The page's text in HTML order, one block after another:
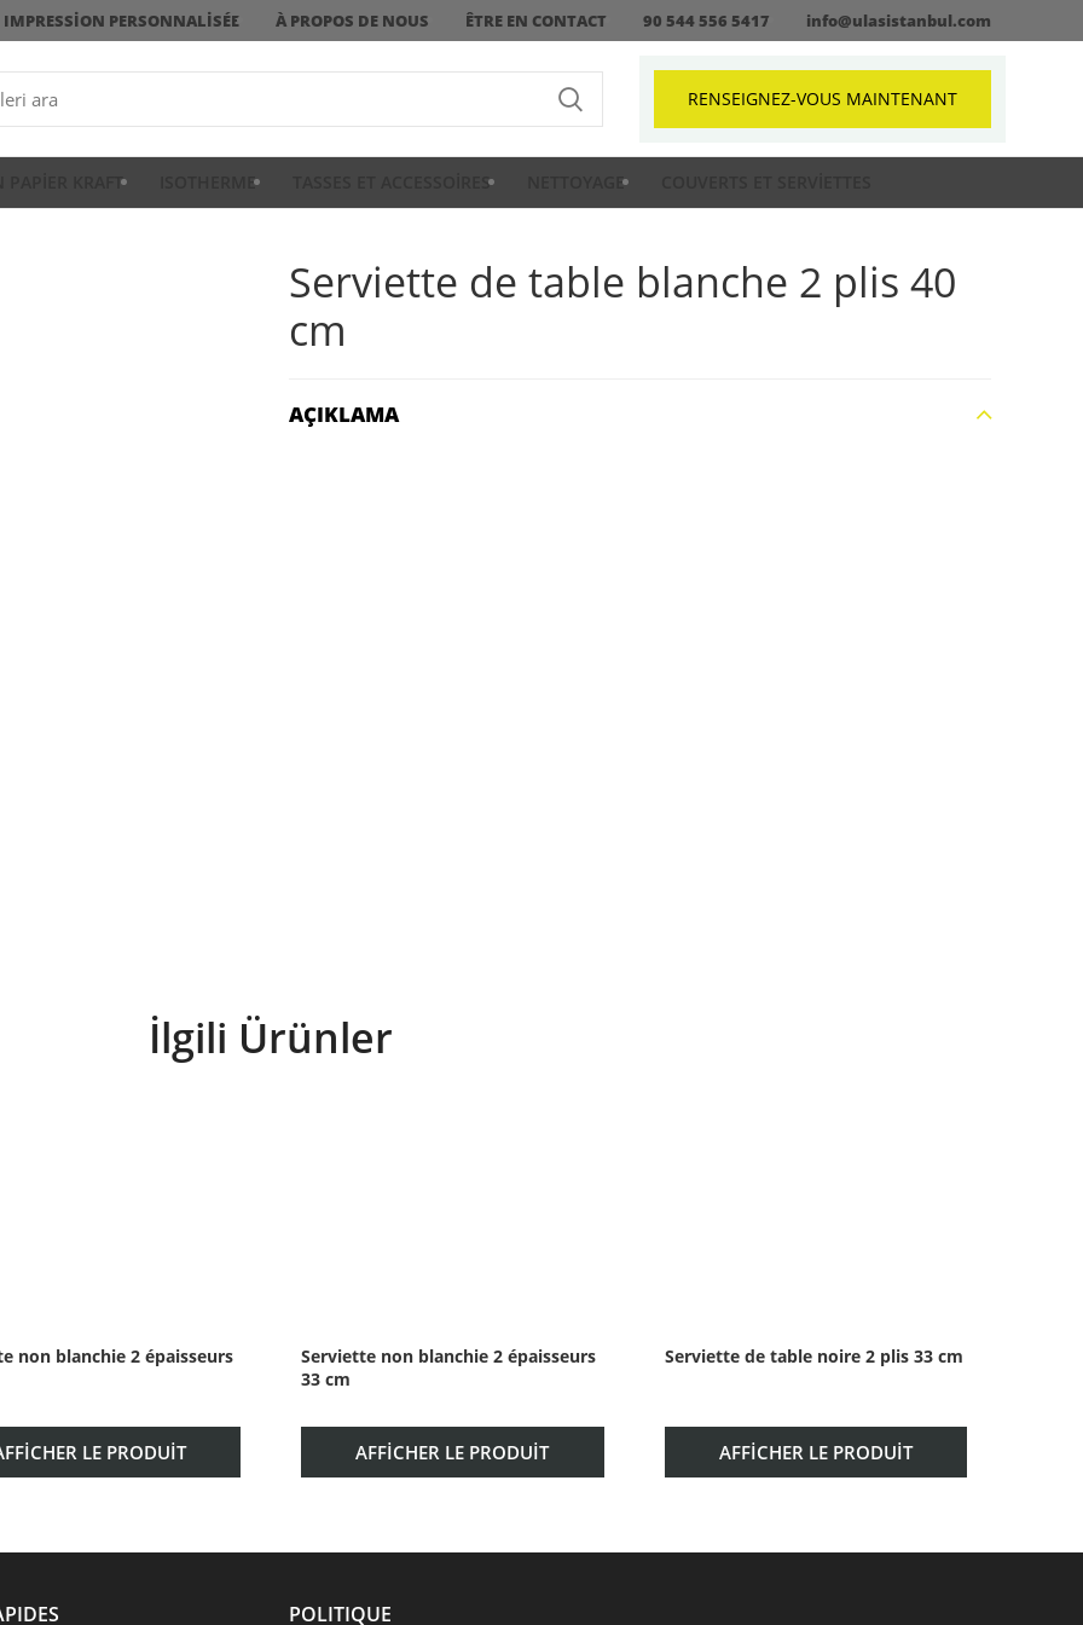
IMPRESSION PERSONNALISÉE À PROPOS DE NOUS ÊTRE EN CONTACT 90 544 556 5417 info@ulasistanbul.com
RENSEIGNEZ-VOUS MAINTENANT
PAPIER KRAFT ISOTHERME TASSES ET ACCESSOIRES NETTOYAGE
Serviette de table blanche 2 plis 40
cm
AÇIKLAMA
İlgili Ürünler
non blanchie 2 épaisseurs
LE PRODUIT
Serviette non blanchie 2 épaisseurs
33 cm
AFFICHER LE PRODUIT
Serviette de table noire 2 plis 33 cm
AFFICHER LE PRODUIT
POLITIQUE